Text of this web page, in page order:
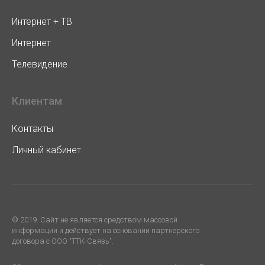
Интернет + ТВ
Интернет
Телевидение
Клиентам
Контакты
Личный кабинет
© 2019. Cайт не является средством массовой
информации и действует на основании партнерского
договора с ООО "ТТК-Связь".